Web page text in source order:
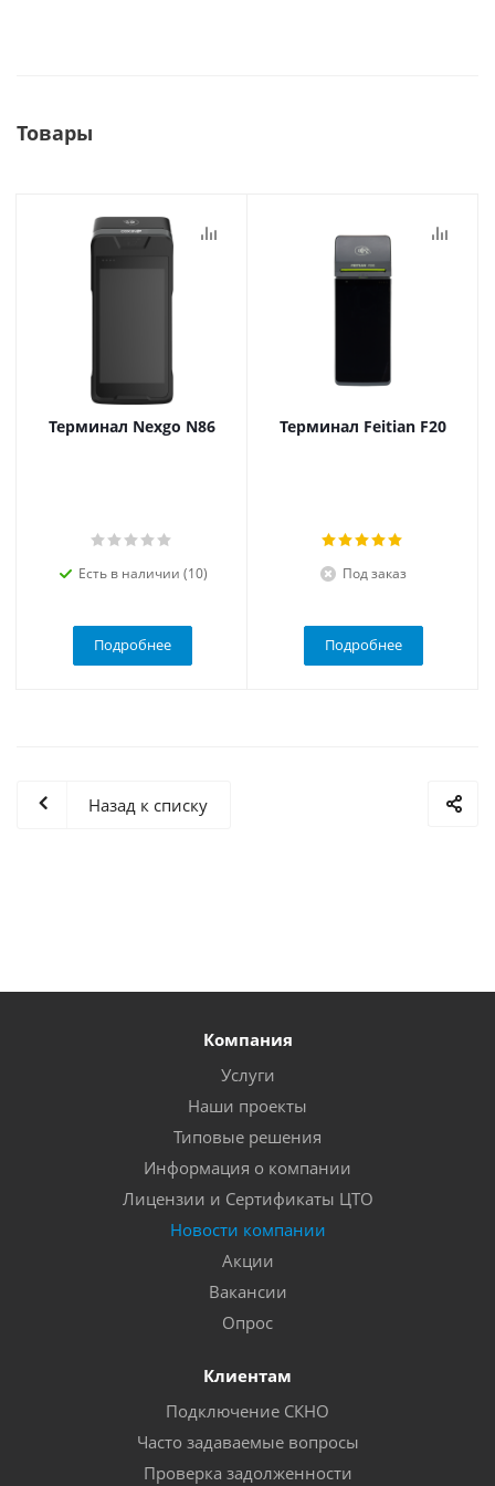
Товары
Терминал Nexgo N86
Есть в наличии (10)
Подробнее
Терминал Feitian F20
Под заказ
Подробнее
Назад к списку
Компания
Услуги
Наши проекты
Типовые решения
Информация о компании
Лицензии и Сертификаты ЦТО
Новости компании
Акции
Вакансии
Опрос
Клиентам
Подключение СКНО
Часто задаваемые вопросы
Проверка задолженности